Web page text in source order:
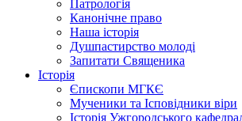
Патрологія
Канонічне право
Наша історія
Душпастирство молоді
Запитати Священика
Історія
Єпископи МГКЄ
Мученики та Ісповідники віри
Історія Ужгородського